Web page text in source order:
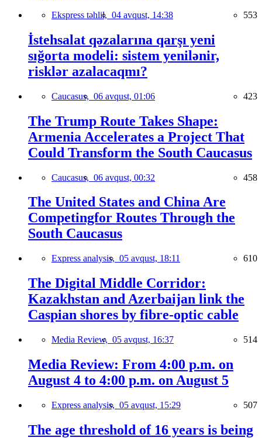
Ekspress təhlil, 04 avqust, 14:38 553
İstehsalat qəzalarına qarşı yeni
sığorta modeli: sistem yenilənir,
risklər azalacaqmı?
Caucasus, 06 avqust, 01:06 423
The Trump Route Takes Shape:
Armenia Accelerates a Project That
Could Transform the South Caucasus
Caucasus, 06 avqust, 00:32 458
The United States and China Are
Competingfor Routes Through the
South Caucasus
Express analysis, 05 avqust, 18:11 610
The Digital Middle Corridor:
Kazakhstan and Azerbaijan link the
Caspian shores by fibre-optic cable
Media Review, 05 avqust, 16:37 514
Media Review: From 4:00 p.m. on
August 4 to 4:00 p.m. on August 5
Express analysis, 05 avqust, 15:29 507
The age threshold of 16 years is being